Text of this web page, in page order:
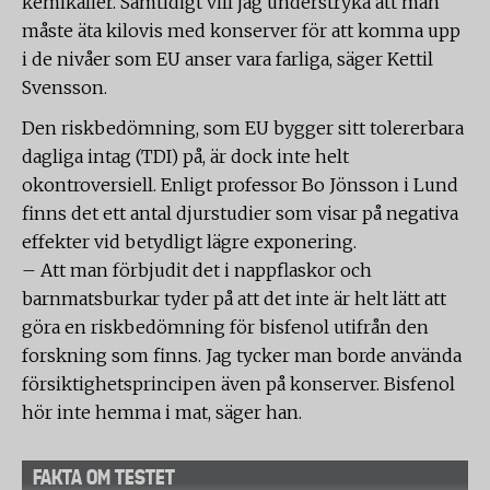
måste äta kilovis med konserver för att komma upp
i de nivåer som EU anser vara farliga, säger Kettil
Svensson.
Den riskbedömning, som EU bygger sitt tolererbara
dagliga intag (TDI) på, är dock inte helt
okontroversiell. Enligt professor Bo Jönsson i Lund
finns det ett antal djurstudier som visar på negativa
effekter vid betydligt lägre exponering.
– Att man förbjudit det i nappflaskor och
barnmatsburkar tyder på att det inte är helt lätt att
göra en riskbedömning för bisfenol utifrån den
forskning som finns. Jag tycker man borde använda
försiktighetsprincipen även på konserver. Bisfenol
hör inte hemma i mat, säger han.
FAKTA OM TESTET